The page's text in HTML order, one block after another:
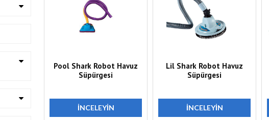
Pool Shark Robot Havuz
Süpürgesi
İNCELEYIN
Lil Shark Robot Havuz
Süpürgesi
İNCELEYIN